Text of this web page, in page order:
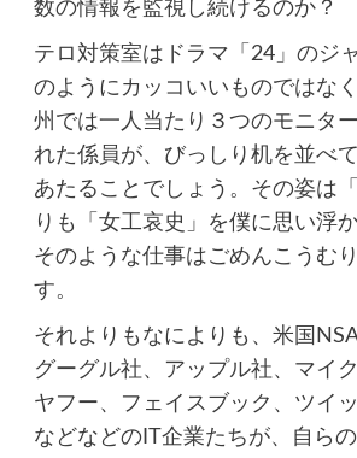
数の情報を監視し続けるのか？
テロ対策室はドラマ「24」のジ
のようにカッコいいものではな
州では一人当たり３つのモニタ
れた係員が、びっしり机を並べ
あたることでしょう。その姿は
りも「女工哀史」を僕に思い浮
そのような仕事はごめんこうむ
す。
それよりもなによりも、米国
グーグル社、アップル社、マイ
ヤフー、フェイスブック、ツイッ
などなどのIT企業たちが、自ら